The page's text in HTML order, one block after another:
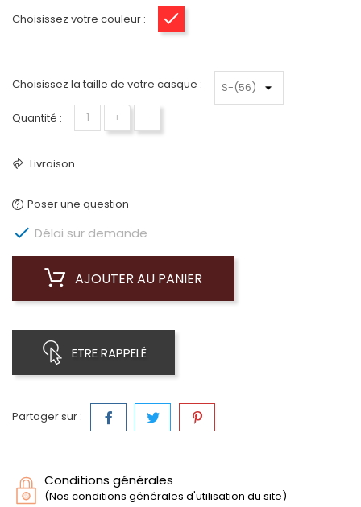
Choisissez votre couleur :
Choisissez la taille de votre casque :
Quantité : + −
Livraison
Poser une question
 Délai sur demande
AJOUTER AU PANIER
ETRE RAPPELÉ
Partager sur :
Conditions générales
(Nos conditions générales d'utilisation du site)